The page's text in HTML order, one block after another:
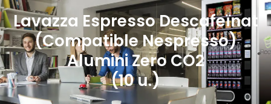
Lavazza Espresso Descafeïnat
(Compatible Nespresso)
Alumini Zero CO2
(10 u.)